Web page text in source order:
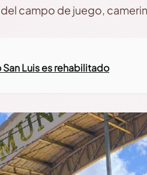
campo de juego,
Luis es rehabilitado